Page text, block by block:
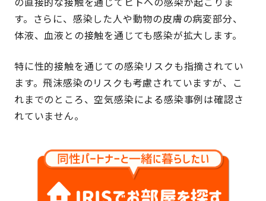
す。さらに、感染した人や動物の皮膚の病変部分、
体液、血液との接触を通じても感染が拡大します。
特に性的接触を通じての感染リスクも指摘されてい
ます。飛沫感染のリスクも考慮されていますが、こ
れまでのところ、空気感染による感染事例は確認さ
れていません。